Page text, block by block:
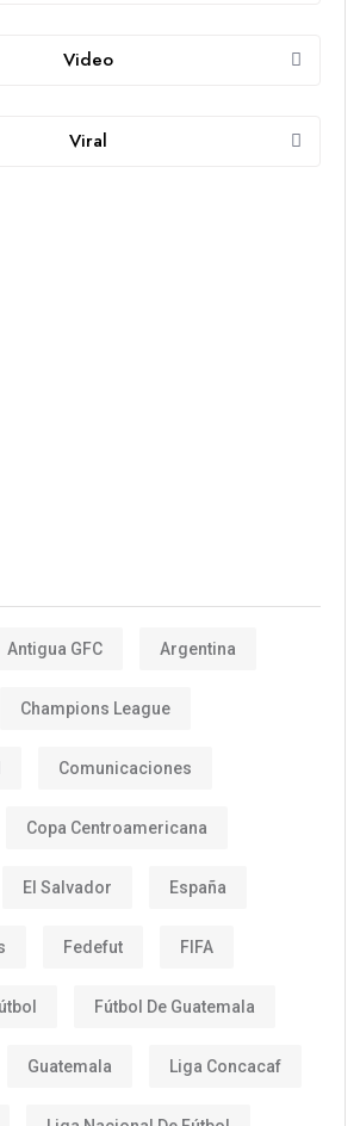
Video
Viral
Antigua GFC Argentina
Champions League
Comunicaciones
Copa Centroamericana
El Salvador España
Fedefut FIFA
Fútbol De Guatemala
Guatemala Liga Concacaf